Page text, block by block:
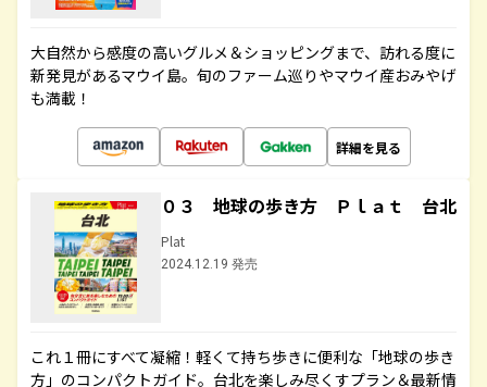
大自然から感度の高いグルメ＆ショッピングまで、訪れる度に
新発見があるマウイ島。旬のファーム巡りやマウイ産おみやげ
も満載！
詳細を見る
０３ 地球の歩き方 Ｐｌａｔ 台北
Plat
2024.12.19 発売
これ１冊にすべて凝縮！軽くて持ち歩きに便利な「地球の歩き
方」のコンパクトガイド。台北を楽しみ尽くすプラン＆最新情